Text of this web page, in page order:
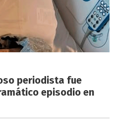
periodista fue
episodio en